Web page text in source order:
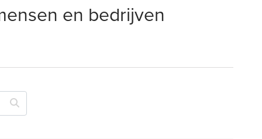
en bedrijven